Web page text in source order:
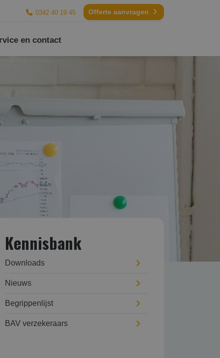
0342 40 19 45 Offerte aanvragen
en contact
Kennisbank
Downloads
Nieuws
Begrippenlijst
BAV verzekeraars